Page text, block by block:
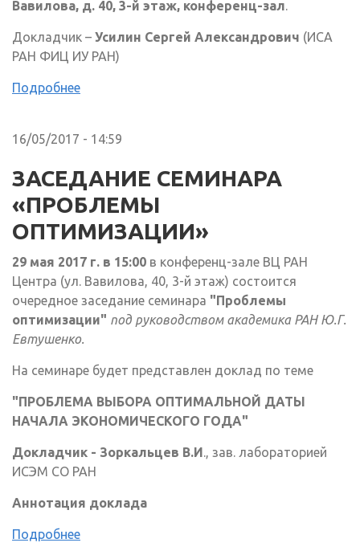
Вавилова, д. 40, 3-й этаж, конференц-зал.
Докладчик – Усилин Сергей Александрович (ИСА
РАН ФИЦ ИУ РАН)
Подробнее
16/05/2017 - 14:59
ЗАСЕДАНИЕ СЕМИНАРА
«ПРОБЛЕМЫ
ОПТИМИЗАЦИИ»
29 мая 2017 г. в 15:00 в конференц-зале ВЦ РАН
Центра (ул. Вавилова, 40, 3-й этаж) состоится
очередное заседание семинара "Проблемы
оптимизации" под руководством академика РАН Ю.Г.
Евтушенко.
На семинаре будет представлен доклад по теме
"ПРОБЛЕМА ВЫБОРА ОПТИМАЛЬНОЙ ДАТЫ
НАЧАЛА ЭКОНОМИЧЕСКОГО ГОДА"
Докладчик - Зоркальцев В.И., зав. лабораторией
ИСЭМ СО РАН
Аннотация доклада
Подробнее